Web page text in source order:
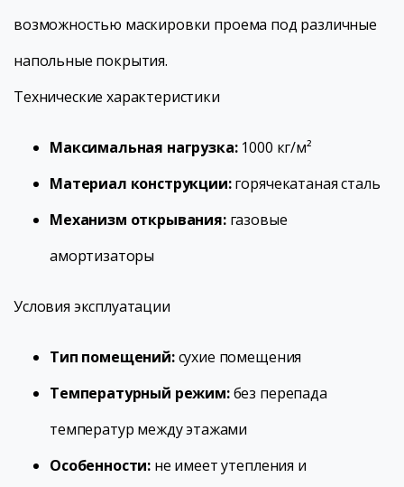
возможностью маскировки проема под различные
напольные покрытия.
Технические характеристики
Максимальная нагрузка:1000 кг/м²
Материал конструкции:горячекатаная сталь
Механизм открывания:газовые
амортизаторы
Условия эксплуатации
Тип помещений:сухие помещения
Температурный режим:без перепада
температур между этажами
Особенности: не имеет утепления и